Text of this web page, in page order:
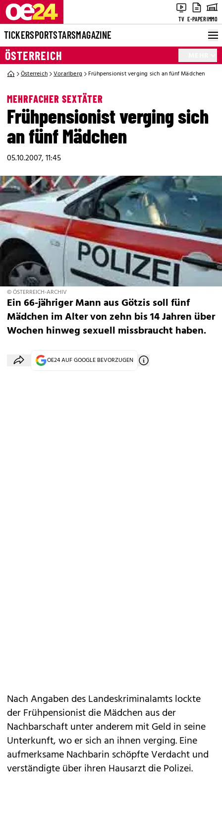
TV E-PAPERIMMO
TICKERSPORTSTARSMAGAZINE
ÖSTERREICH
Österreich Vorarlberg Frühpensionist verging sich an fünf Mädchen
MEHRFACHER SEXTÄTER
Frühpensionist verging sich
an fünf Mädchen
05.10.2007, 11:45
© ÖSTERREICH-ARCHIV
Ein 66-jähriger Mann aus Götzis soll fünf
Mädchen im Alter von zehn bis 14 Jahren über
Wochen hinweg sexuell missbraucht haben.
OE24 AUF GOOGLE BEVORZUGEN
Nach Angaben des Landeskriminalamts lockte
der Frühpensionist die Mädchen aus der
Nachbarschaft unter anderem mit Geld in seine
Unterkunft, wo er sich an ihnen verging. Eine
aufmerksame Nachbarin schöpfte Verdacht und
verständigte über ihren Hausarzt die Polizei.